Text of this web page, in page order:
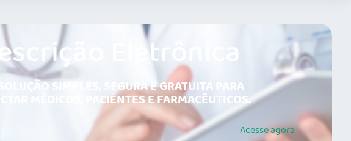
Eletrônica
SIMPLES, SEGURA E GRATUITA PARA
MÉDICOS, PACIENTES E FARMACÊUTICOS.
Acesseagora